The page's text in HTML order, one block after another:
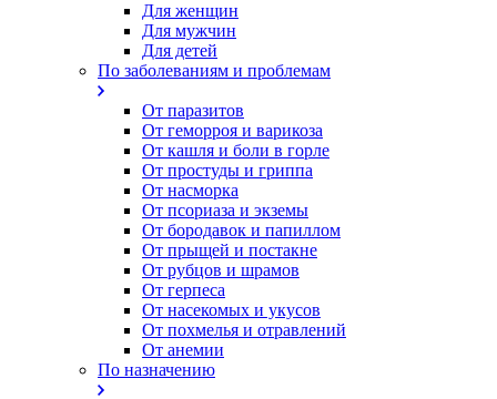
Для женщин
Для мужчин
Для детей
По заболеваниям и проблемам
От паразитов
Oт геморроя и варикоза
От кашля и боли в горле
От простуды и гриппа
От насморка
Oт псориаза и экземы
От бородавок и папиллом
От прыщей и постакне
От рубцов и шрамов
От герпеса
От насекомых и укусов
От похмелья и отравлений
От анемии
По назначению